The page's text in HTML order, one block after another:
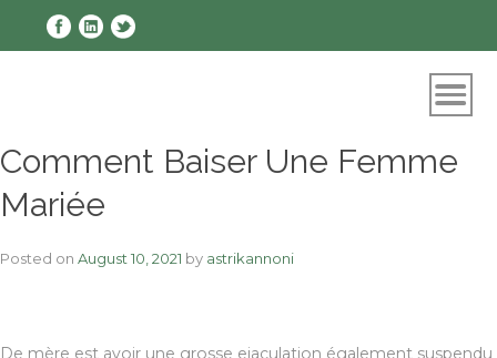
Comment Baiser Une Femme
Mariée
Posted on August 10, 2021 by astrikannoni
De mère est avoir une grosse ejaculation également suspendu